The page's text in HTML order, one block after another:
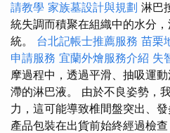
請教學 家族墓設計與規劃 淋巴
統失調而積聚在組織中的水分
統。 台北記帳士推薦服務 苗栗
申請服務 宜蘭外燴服務介紹 失
摩過程中，透過平滑、抽吸運
滯的淋巴液。 由於不良姿勢，
力，這可能導致椎間盤突出、發
產品包裝​​在出貨前始終經過檢